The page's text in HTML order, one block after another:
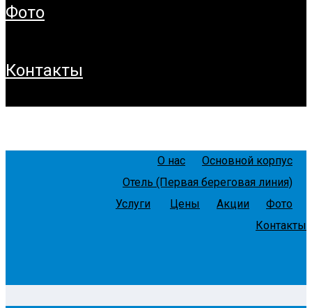
фото
контакты
О нас
Основной корпус
Отель (Первая береговая линия)
Услуги
Цены Акции
Фото
Контакты